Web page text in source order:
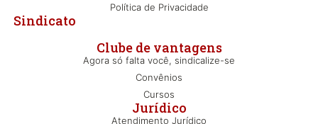
Clube de vantagens
Agora só falta você, sindicalize-se
Convênios
Cursos
Jurídico
Atendimento Jurídico
Sindicato
Política de Privacidade